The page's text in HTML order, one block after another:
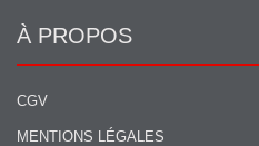
À PROPOS
CGV
MENTIONS LÉGALES